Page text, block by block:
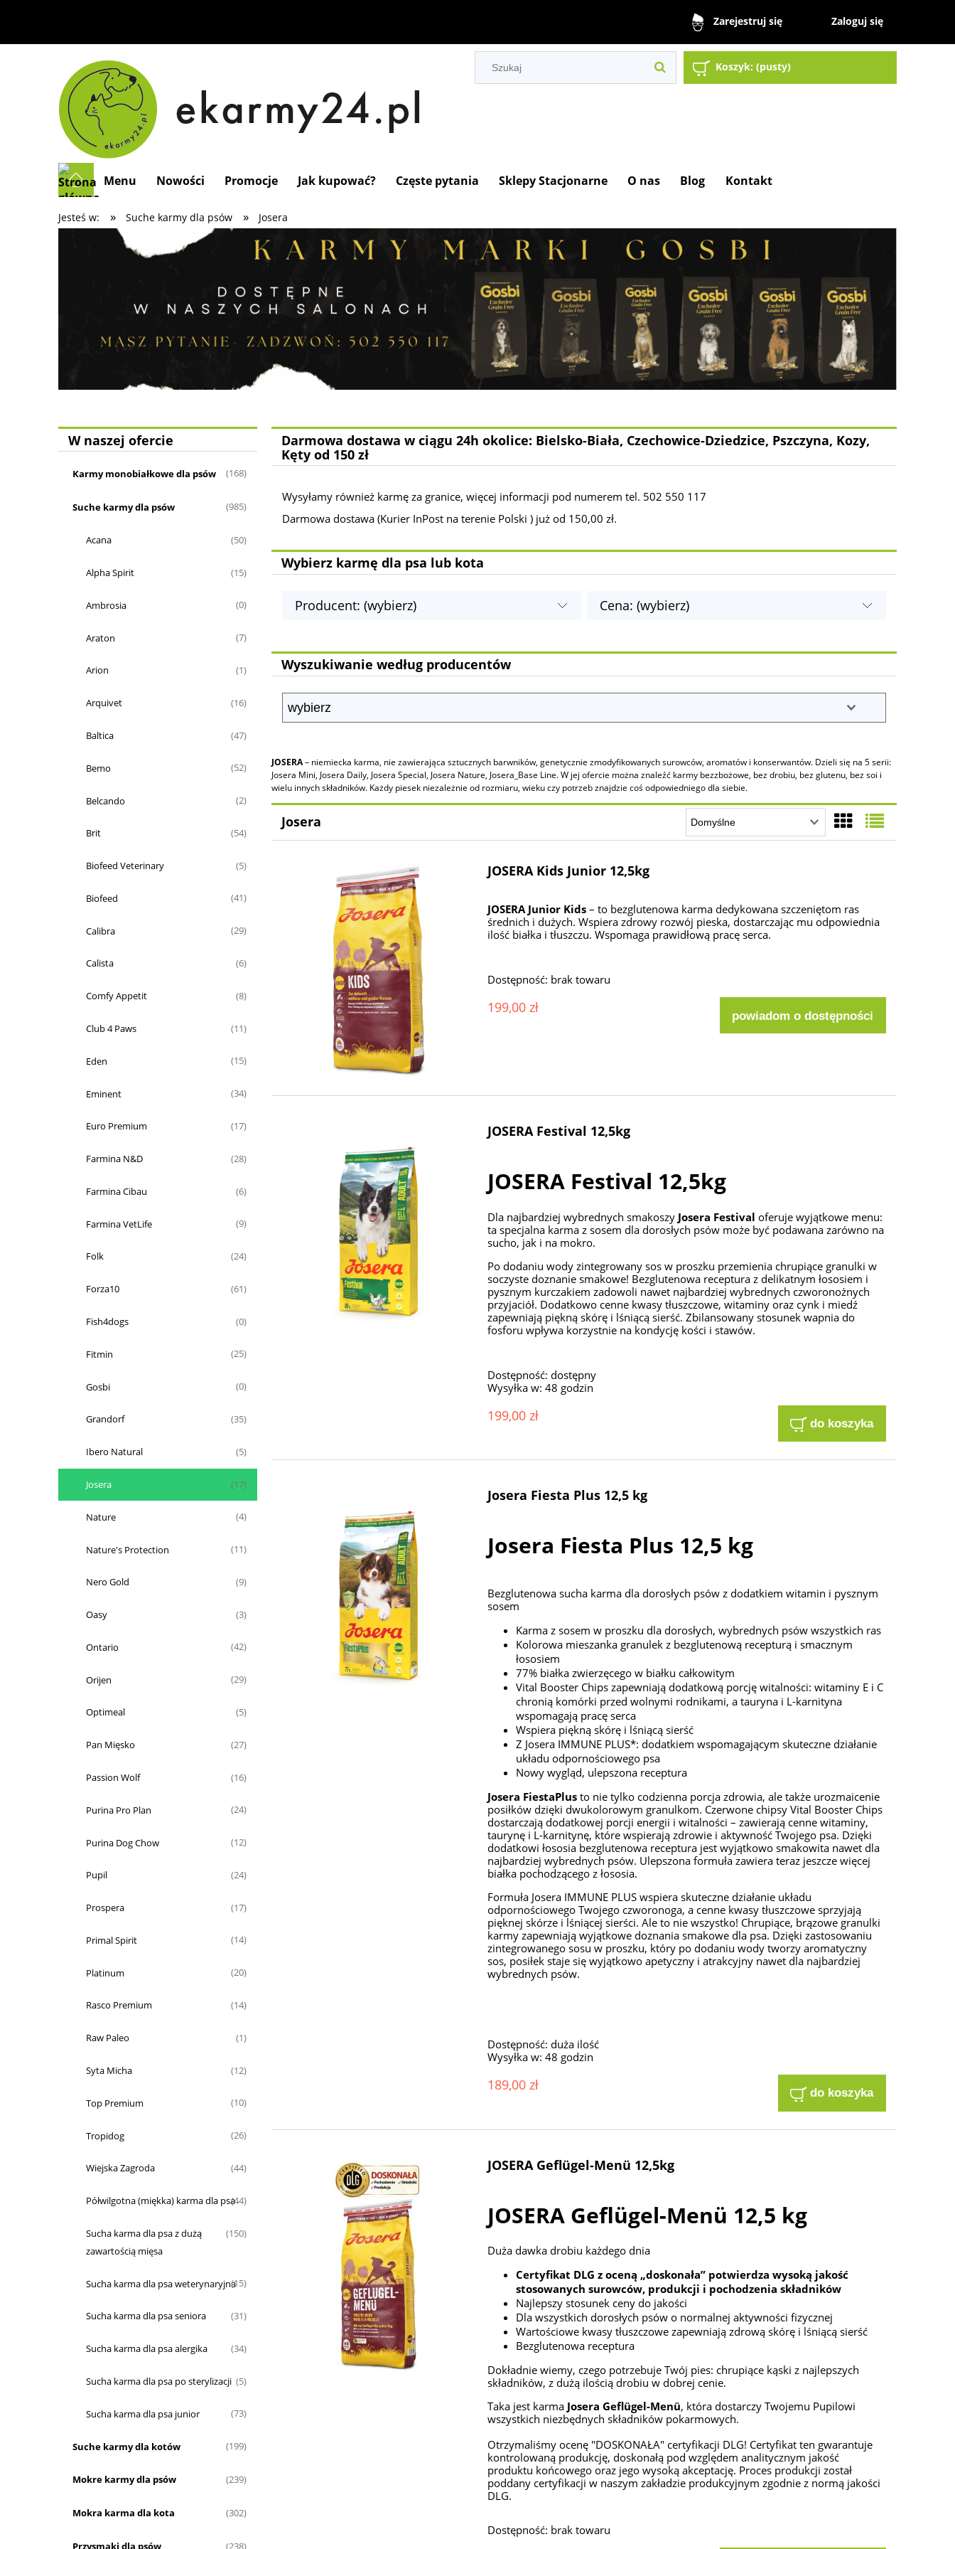
Zarejestruj się Zaloguj się
Koszyk: (pusty)
Menu Nowości Promocje Jak kupować? Częste pytania Sklepy Stacjonarne O nas Blog Kontakt
Jesteś w: » Suche karmy dla psów » Josera
W naszej ofercie
Karmy monobiałkowe dla psów (168)
Suche karmy dla psów (985)
Acana (50)
Alpha Spirit (15)
Ambrosia (0)
Araton (7)
Arion (1)
Arquivet (16)
Baltica (47)
Bemo (52)
Belcando (2)
Brit (54)
Biofeed Veterinary (5)
Biofeed (41)
Calibra (29)
Calista (6)
Comfy Appetit (8)
Club 4 Paws (11)
Eden (15)
Eminent (34)
Euro Premium (17)
Farmina N&D (28)
Farmina Cibau (6)
Farmina VetLife (9)
Folk (24)
Forza10 (61)
Fish4dogs (0)
Fitmin (25)
Gosbi (0)
Grandorf (35)
Ibero Natural (5)
Josera (17)
Nature (4)
Nature's Protection (11)
Nero Gold (9)
Oasy (3)
Ontario (42)
Orijen (29)
Optimeal (5)
Pan Mięsko (27)
Passion Wolf (16)
Purina Pro Plan (24)
Purina Dog Chow (12)
Pupil (24)
Prospera (17)
Primal Spirit (14)
Platinum (20)
Rasco Premium (14)
Raw Paleo (1)
Syta Micha (12)
Top Premium (10)
Tropidog (26)
Wiejska Zagroda (44)
Półwilgotna (miękka) karma dla psa(44)
Sucha karma dla psa z dużą
zawartością mięsa
(150)
Sucha karma dla psa weterynaryjna(15)
Sucha karma dla psa seniora (31)
Sucha karma dla psa alergika (34)
Sucha karma dla psa po sterylizacji (5)
Sucha karma dla psa junior (73)
Suche karmy dla kotów (199)
Mokre karmy dla psów (239)
Mokra karma dla kota (302)
Przysmaki dla psów (238)
Darmowa dostawa w ciągu 24h okolice: Bielsko-Biała, Czechowice-Dziedzice, Pszczyna, Kozy,
Kęty od 150 zł
Wysyłamy również karmę za granice, więcej informacji pod numerem tel. 502 550 117
Darmowa dostawa (Kurier InPost na terenie Polski ) już od 150,00 zł.
Wybierz karmę dla psa lub kota
Producent: (wybierz) Cena: (wybierz)
Wyszukiwanie według producentów
JOSERA– niemiecka karma, nie zawierająca sztucznych barwników, genetycznie zmodyfikowanych surowców, aromatów i konserwantów. Dzieli się na 5 serii:
Josera Mini, Josera Daily, Josera Special, Josera Nature, Josera_Base Line. W jej ofercie można znaleźć karmy bezzbożowe, bez drobiu, bez glutenu, bez soi i
wielu innych składników. Każdy piesek niezależnie od rozmiaru, wieku czy potrzeb znajdzie coś odpowiedniego dla siebie.
Josera
JOSERA Kids Junior 12,5kg
JOSERA Junior Kids – to bezglutenowa karma dedykowana szczeniętom ras
średnich i dużych. Wspiera zdrowy rozwój pieska, dostarczając mu odpowiednia
ilość białka i tłuszczu. Wspomaga prawidłową pracę serca.
Dostępność: brak towaru
199,00 zł powiadom o dostępności
JOSERA Festival 12,5kg
JOSERA Festival 12,5kg
Dla najbardziej wybrednych smakoszy Josera Festival oferuje wyjątkowe menu:
ta specjalna karma z sosem dla dorosłych psów może być podawana zarówno na
sucho, jak i na mokro.
Po dodaniu wody zintegrowany sos w proszku przemienia chrupiące granulki w
soczyste doznanie smakowe! Bezglutenowa receptura z delikatnym łososiem i
pysznym kurczakiem zadowoli nawet najbardziej wybrednych czworonożnych
przyjaciół. Dodatkowo cenne kwasy tłuszczowe, witaminy oraz cynk i miedź
zapewniają piękną skórę i lśniącą sierść. Zbilansowany stosunek wapnia do
fosforu wpływa korzystnie na kondycję kości i stawów.
Dostępność: dostępny
Wysyłka w: 48 godzin
199,00 zł do koszyka
Josera Fiesta Plus 12,5 kg
Josera Fiesta Plus 12,5 kg
Bezglutenowa sucha karma dla dorosłych psów z dodatkiem witamin i pysznym
sosem
Karma z sosem w proszku dla dorosłych, wybrednych psów wszystkich ras
Kolorowa mieszanka granulek z bezglutenową recepturą i smacznym
łososiem
77% białka zwierzęcego w białku całkowitym
Vital Booster Chips zapewniają dodatkową porcję witalności: witaminy E i C
chronią komórki przed wolnymi rodnikami, a tauryna i L-karnityna
wspomagają pracę serca
Wspiera piękną skórę i lśniącą sierść
Z Josera IMMUNE PLUS*: dodatkiem wspomagającym skuteczne działanie
układu odpornościowego psa
Nowy wygląd, ulepszona receptura
Josera FiestaPlus to nie tylko codzienna porcja zdrowia, ale także urozmaicenie
posiłków dzięki dwukolorowym granulkom. Czerwone chipsy Vital Booster Chips
dostarczają dodatkowej porcji energii i witalności – zawierają cenne witaminy,
taurynę i L-karnitynę, które wspierają zdrowie i aktywność Twojego psa. Dzięki
dodatkowi łososia bezglutenowa receptura jest wyjątkowo smakowita nawet dla
najbardziej wybrednych psów. Ulepszona formuła zawiera teraz jeszcze więcej
białka pochodzącego z łososia.
Formuła Josera IMMUNE PLUS wspiera skuteczne działanie układu
odpornościowego Twojego czworonoga, a cenne kwasy tłuszczowe sprzyjają
pięknej skórze i lśniącej sierści. Ale to nie wszystko! Chrupiące, brązowe granulki
karmy zapewniają wyjątkowe doznania smakowe dla psa. Dzięki zastosowaniu
zintegrowanego sosu w proszku, który po dodaniu wody tworzy aromatyczny
sos, posiłek staje się wyjątkowo apetyczny i atrakcyjny nawet dla najbardziej
wybrednych psów.
Dostępność: duża ilość
Wysyłka w: 48 godzin
189,00 zł do koszyka
JOSERA Geflügel-Menü 12,5kg
JOSERA Geflügel-Menü 12,5 kg
Duża dawka drobiu każdego dnia
Certyfikat DLG z oceną „doskonała” potwierdza wysoką jakość
stosowanych surowców, produkcji i pochodzenia składników
Najlepszy stosunek ceny do jakości
Dla wszystkich dorosłych psów o normalnej aktywności fizycznej
Wartościowe kwasy tłuszczowe zapewniają zdrową skórę i lśniącą sierść
Bezglutenowa receptura
Dokładnie wiemy, czego potrzebuje Twój pies: chrupiące kąski z najlepszych
składników, z dużą ilością drobiu w dobrej cenie.
Taka jest karma Josera Geflügel-Menü, która dostarczy Twojemu Pupilowi
wszystkich niezbędnych składników pokarmowych.
Otrzymaliśmy ocenę "DOSKONAŁA" certyfikacji DLG! Certyfikat ten gwarantuje
kontrolowaną produkcję, doskonałą pod względem analitycznym jakość
produktu końcowego oraz jego wysoką akceptację. Proces produkcji został
poddany certyfikacji w naszym zakładzie produkcyjnym zgodnie z normą jakości
DLG.
Dostępność: brak towaru